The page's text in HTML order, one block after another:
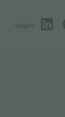
teilen